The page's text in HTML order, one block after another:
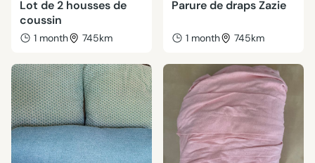
Lot de 2 housses de
coussin
1 month 745km
Parure de draps Zazie
1 month 745km